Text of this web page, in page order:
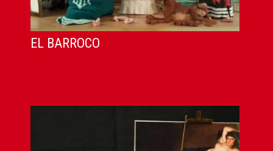
EL BARROCO